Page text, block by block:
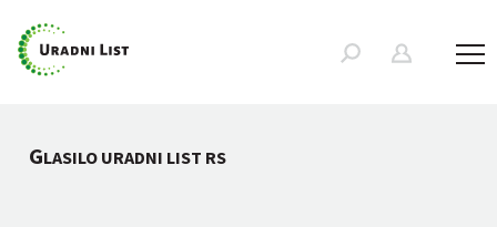
GLASILO URADNI LIST RS